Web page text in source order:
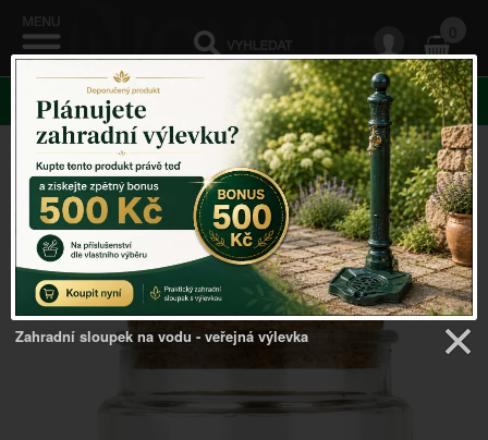
0
KATEGORIE
Venkovský domov ->Vánoční dekorace->Dóza s
korkovou zátkou/motiv srdce 13cm
Zahradní sloupek na vodu - veřejná výlevka